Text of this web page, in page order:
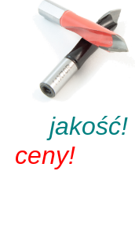
jakość!
ceny!